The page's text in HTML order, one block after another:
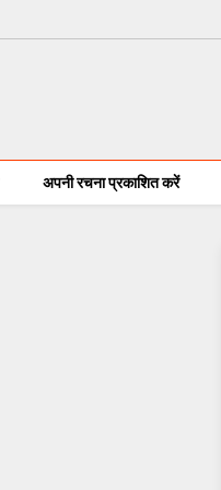
अपनी रचना प्रकाशित करें